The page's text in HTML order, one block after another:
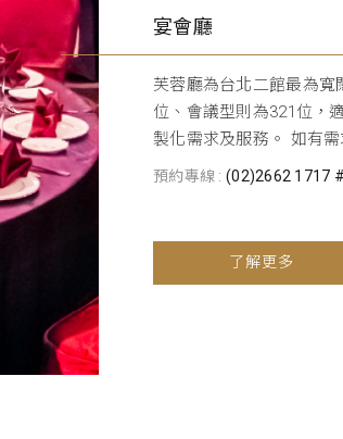
宴會廳
芙蓉廳為台北二館最為
位、會議型則為321位，
製化需求及服務。 如有
預約專線 : (02)2662 1717
了解更多